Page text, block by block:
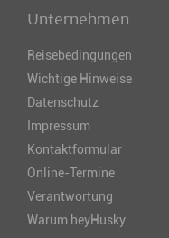
Unternehmen
Reisebedingungen
Wichtige Hinweise
Datenschutz
Impressum
Kontaktformular
Online-Termine
Verantwortung
Warum heyHusky